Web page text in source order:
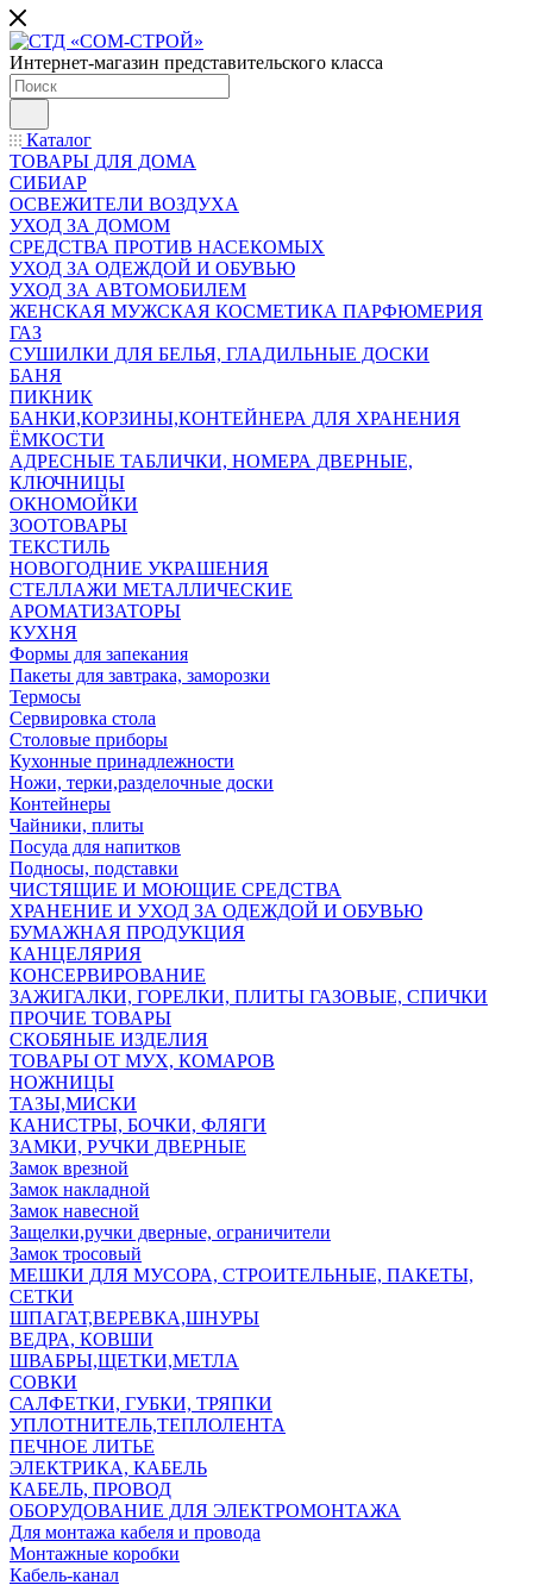
Интернет-магазин представительского класса
Каталог
ТОВАРЫ ДЛЯ ДОМА
СИБИАР
ОСВЕЖИТЕЛИ ВОЗДУХА
УХОД ЗА ДОМОМ
СРЕДСТВА ПРОТИВ НАСЕКОМЫХ
УХОД ЗА ОДЕЖДОЙ И ОБУВЬЮ
УХОД ЗА АВТОМОБИЛЕМ
ЖЕНСКАЯ МУЖСКАЯ КОСМЕТИКА ПАРФЮМЕРИЯ
ГАЗ
СУШИЛКИ ДЛЯ БЕЛЬЯ, ГЛАДИЛЬНЫЕ ДОСКИ
БАНЯ
ПИКНИК
БАНКИ,КОРЗИНЫ,КОНТЕЙНЕРА ДЛЯ ХРАНЕНИЯ
ЁМКОСТИ
АДРЕСНЫЕ ТАБЛИЧКИ, НОМЕРА ДВЕРНЫЕ,
КЛЮЧНИЦЫ
ОКНОМОЙКИ
ЗООТОВАРЫ
ТЕКСТИЛЬ
НОВОГОДНИЕ УКРАШЕНИЯ
СТЕЛЛАЖИ МЕТАЛЛИЧЕСКИЕ
АРОМАТИЗАТОРЫ
КУХНЯ
Формы для запекания
Пакеты для завтрака, заморозки
Термосы
Сервировка стола
Столовые приборы
Кухонные принадлежности
Ножи, терки,разделочные доски
Контейнеры
Чайники, плиты
Посуда для напитков
Подносы, подставки
ЧИСТЯЩИЕ И МОЮЩИЕ СРЕДСТВА
ХРАНЕНИЕ И УХОД ЗА ОДЕЖДОЙ И ОБУВЬЮ
БУМАЖНАЯ ПРОДУКЦИЯ
КАНЦЕЛЯРИЯ
КОНСЕРВИРОВАНИЕ
ЗАЖИГАЛКИ, ГОРЕЛКИ, ПЛИТЫ ГАЗОВЫЕ, СПИЧКИ
ПРОЧИЕ ТОВАРЫ
СКОБЯНЫЕ ИЗДЕЛИЯ
ТОВАРЫ ОТ МУХ, КОМАРОВ
НОЖНИЦЫ
ТАЗЫ,МИСКИ
КАНИСТРЫ, БОЧКИ, ФЛЯГИ
ЗАМКИ, РУЧКИ ДВЕРНЫЕ
Замок врезной
Замок накладной
Замок навесной
Защелки,ручки дверные, ограничители
Замок тросовый
МЕШКИ ДЛЯ МУСОРА, СТРОИТЕЛЬНЫЕ, ПАКЕТЫ,
СЕТКИ
ШПАГАТ,ВЕРЕВКА,ШНУРЫ
ВЕДРА, КОВШИ
ШВАБРЫ,ЩЕТКИ,МЕТЛА
СОВКИ
САЛФЕТКИ, ГУБКИ, ТРЯПКИ
УПЛОТНИТЕЛЬ,ТЕПЛОЛЕНТА
ПЕЧНОЕ ЛИТЬЕ
ЭЛЕКТРИКА, КАБЕЛЬ
КАБЕЛЬ, ПРОВОД
ОБОРУДОВАНИЕ ДЛЯ ЭЛЕКТРОМОНТАЖА
Для монтажа кабеля и провода
Монтажные коробки
Кабель-канал